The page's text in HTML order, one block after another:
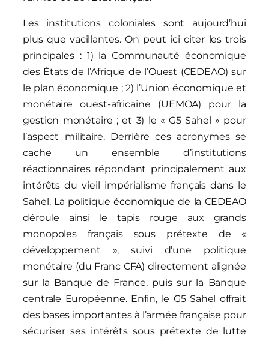
Les institutions coloniales sont aujourd’hui
plus que vacillantes. On peut ici citer les trois
principales : 1) la Communauté économique
des États de l’Afrique de l’Ouest (CEDEAO) sur
le plan économique ; 2) l’Union économique et
monétaire ouest-africaine (UEMOA) pour la
gestion monétaire ; et 3) le « G5 Sahel » pour
l’aspect militaire. Derrière ces acronymes se
cache un ensemble d’institutions
réactionnaires répondant principalement aux
intérêts du vieil impérialisme français dans le
Sahel. La politique économique de la CEDEAO
déroule ainsi le tapis rouge aux grands
monopoles français sous prétexte de «
développement », suivi d’une politique
monétaire (du Franc CFA) directement alignée
sur la Banque de France, puis sur la Banque
centrale Européenne. Enfin, le G5 Sahel offrait
des bases importantes à l’armée française pour
sécuriser ses intérêts sous prétexte de lutte